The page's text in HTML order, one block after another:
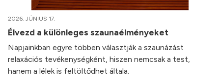
2026. JÚNIUS 17.
Élvezd a különleges szaunaélményeket
Napjainkban egyre többen választják a szaunázást
relaxációs tevékenységként, hiszen nemcsak a test,
hanem a lélek is feltöltődhet általa.